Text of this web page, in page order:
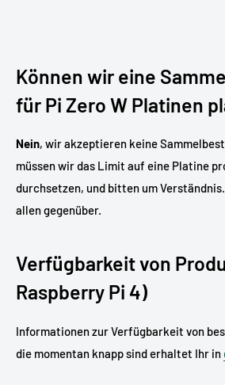
Können wir eine
für Pi Zero W Platinen
Nein, wir akzeptieren keine
müssen wir das Limit auf eine Platine
durchsetzen, und bitten um
allen gegenüber.
Verfügbarkeit von
Raspberry Pi 4)
Informationen zur Verfügbarkeit von
die momentan knapp sind erhaltet Ihr in